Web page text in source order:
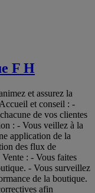
F H
et assurez la
et conseil : -
de vos clientes
: - Vous veillez à la
application de la
des flux de
: - Vous faites
- Vous surveillez
de la boutique.
afin